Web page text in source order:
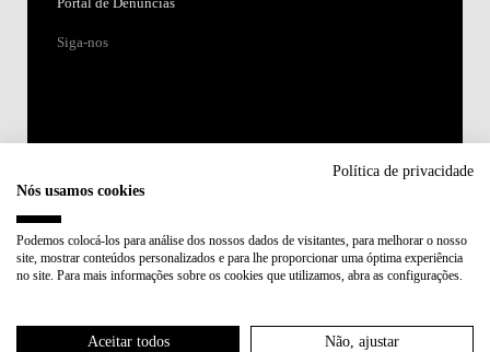
Portal de Denúncias
Siga-nos
Membro de:
Política de privacidade
Nós usamos cookies
Podemos colocá-los para análise dos nossos dados de visitantes, para melhorar o nosso
site, mostrar conteúdos personalizados e para lhe proporcionar uma óptima experiência
no site. Para mais informações sobre os cookies que utilizamos, abra as configurações.
Aceitar todos Não, ajustar